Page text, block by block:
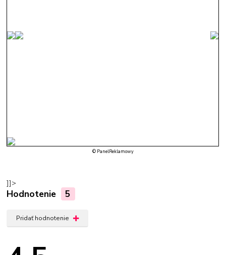
© PanelReklamowy
]]>
Hodnotenie 5
Pridať hodnotenie